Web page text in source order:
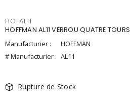
HOFAL11
HOFFMAN AL11 VERROU QUATRE TOURS
Manufacturier :
HOFFMAN
# Manufacturier : AL11
Rupture de Stock